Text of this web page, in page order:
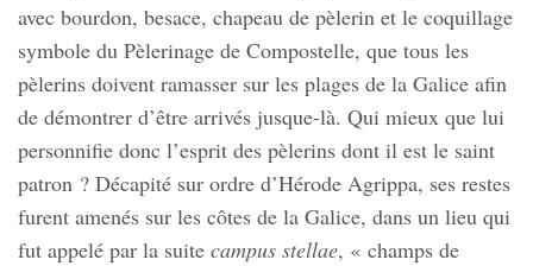
avec bourdon, besace, chapeau de pèlerin et le coquillage
symbole du Pèlerinage de Compostelle, que tous les
pèlerins doivent ramasser sur les plages de la Galice afin
de démontrer d’être arrivés jusque-là. Qui mieux que lui
personnifie donc l’esprit des pèlerins dont il est le saint
patron ? Décapité sur ordre d’Hérode Agrippa, ses restes
furent amenés sur les côtes de la Galice, dans un lieu qui
fut appelé par la suite campus stellae, « champs de